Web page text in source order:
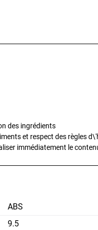
des ingrédients
et respect des règles
immédiatement le
ABS
9.5